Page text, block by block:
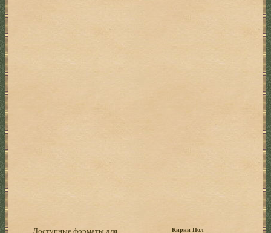
Доступные форматы для
Кирни Пол